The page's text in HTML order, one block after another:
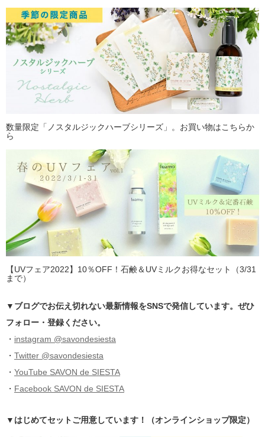
数量限定「ノスタルジックハーブシリーズ」。お買い物はこちらか
ら
【UVフェア2022】10％OFF！石鹸＆UVミルクお得なセット（3/31
まで）
▼ブログでお伝え切れない最新情報をSNSで発信しています。ぜひ
フォロー・登録ください。
・ instagram @savondesiesta
・ Twitter @savondesiesta
・ YouTube SAVON de SIESTA
・ Facebook SAVON de SIESTA
▼はじめてセットご用意しています！（オンラインショップ限定）